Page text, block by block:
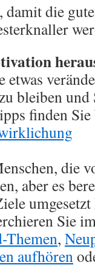
die
bleiben
finden Sie
die
aber es
umgesetzt
Sie
Themen,
aufhören